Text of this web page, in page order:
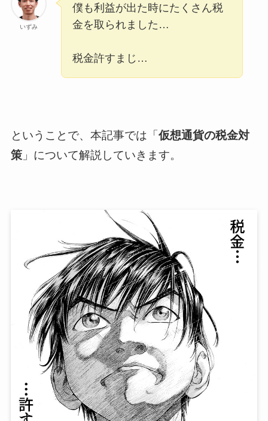
いずみ
僕も利益が出た時にたくさん税
金を取られました…
税金許すまじ…
ということで、本記事では「仮想通貨の税金対
策」について解説していきます。